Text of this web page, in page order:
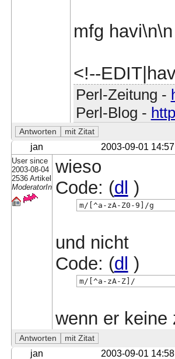
mfg havi\n\n
<!--
Perl-Zeitung -
Perl-Blog -
jan 2003-09-01 14:57
User since
2003-08-04
2536 Artikel
ModeratorIn
wieso
Code: (dl )
m/[^a-zA-Z0-9]/g
und nicht
Code: (dl )
m/[^a-zA-Z]/
wenn er keine
jan 2003-09-01 14:58